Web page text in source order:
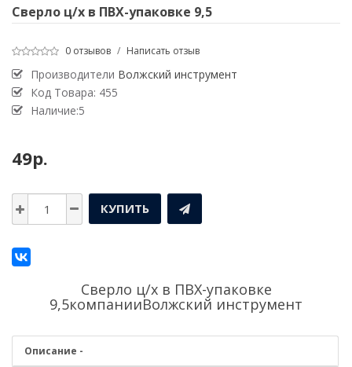
Сверло ц/х в ПВХ-упаковке 9,5
0 отзывов / Написать отзыв
Производители Волжский инструмент
Код Товара: 455
Наличие:5
49р.
КУПИТЬ
Сверло ц/х в ПВХ-упаковке
9,5компанииВолжский инструмент
Описание -